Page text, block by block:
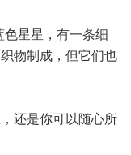
色星星，有一条细
物制成，但它们也
还是你可以随心所